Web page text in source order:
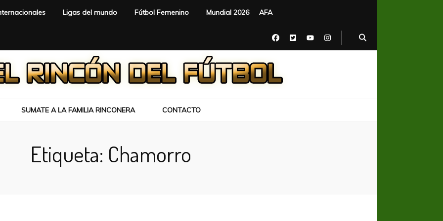
Ligas del mundo Fútbol Femenino Mundial 2026 AFA
SUMATE A LA FAMILIA RINCONERA CONTACTO
Etiqueta: Chamorro